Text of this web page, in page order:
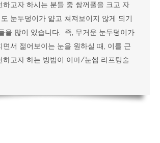
하고자 하시는 분들 중 쌍꺼풀을 크고 자
눈두덩이가 얇고 쳐져보이지 않게 되기
을 많이 있습니다. 즉, 무거운 눈두덩이가
면서 젊어보이는 눈을 원하실 때, 이를 근
하고자 하는 방법이 이마/눈썹 리프팅술